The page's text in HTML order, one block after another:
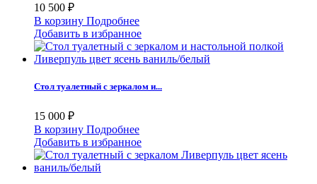
10 500 ₽
В корзину Подробнее
Добавить в избранное
Стол туалетный с зеркалом и...
15 000 ₽
В корзину Подробнее
Добавить в избранное